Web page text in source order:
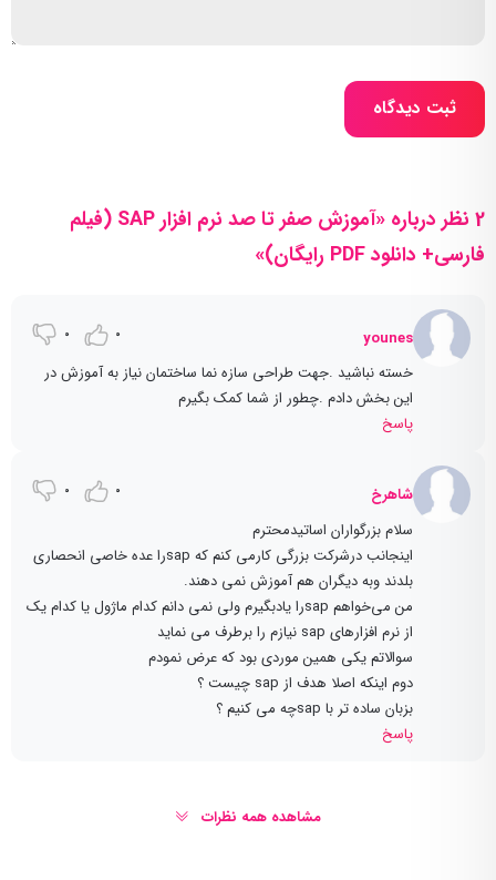
ثبت دیدگاه
2 نظر درباره «آموزش صفر تا صد نرم افزار SAP (فیلم
فارسی+ دانلود PDF رایگان)»
younes
0
0
خسته نباشید .جهت طراحی سازه نما ساختمان نیاز به آموزش در
این بخش دادم .چطور از شما کمک بگیرم
پاسخ
شاهرخ 0
0
سلام بزرگواران اساتیدمحترم
اینجانب درشرکت بزرگی کارمی کنم که sapرا عده خاصی انحصاری
بلدند وبه دیگران هم آموزش نمی دهند.
من می‌خواهم sapرا یادبگیرم ولی نمی دانم کدام ماژول یا کدام یک
از نرم افزارهای sap نیازم را برطرف می نماید
سوالاتم یکی همین موردی بود که عرض نمودم
دوم اینکه اصلا هدف از sap چیست ؟
بزبان ساده تر با sapچه می کنیم ؟
پاسخ
مشاهده همه نظرات